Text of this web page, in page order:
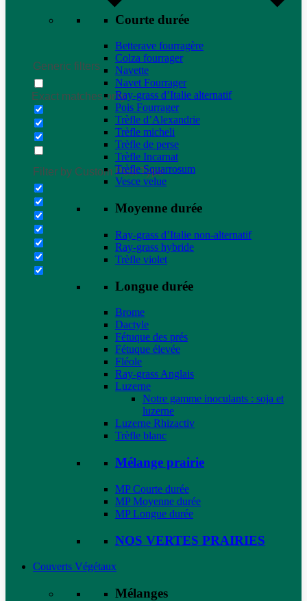
Generic filters
Exact matches only
Filter by Custom Post Type
Courte durée
Betterave fourragère
Colza fourrager
Navette
Navet Fourrager
Ray-grass d’Italie alternatif
Pois Fourrager
Trèfle d’Alexandrie
Trèfle micheli
Trèfle de perse
Trèfle Incarnat
Trèfle Squarrosum
Vesce velue
Moyenne durée
Ray-grass d’Italie non-alternatif
Ray-grass hybride
Trèfle violet
Longue durée
Brome
Dactyle
Fétuque des prés
Fétuque élevée
Fléole
Ray-grass Anglais
Luzerne
Notre gamme inoculants : soja et
luzerne
Luzerne Rhizactiv
Trèfle blanc
Mélange prairie
MP Courte durée
MP Moyenne durée
MP Longue durée
NOS VERTES PRAIRIES
Couverts Végétaux
Mélanges